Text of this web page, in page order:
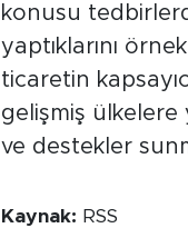
konusu
yaptıklarını
ticaretin
gelişmiş ülkelere
ve destekler
Kaynak: RSS